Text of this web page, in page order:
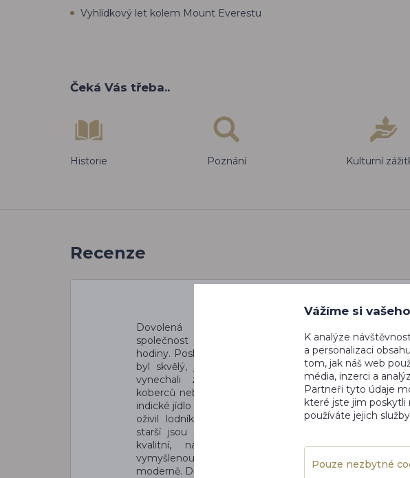
Vyhlídkový let kolem Mount Everestu
Čeká Vás třeba..
Historie Poznání Kulturní
Recenze
Dovolená
společnost měla zpoždění lehce přes 2
hodiny. Poskytovatel služeb na Musandamu
byl skvělý, je to malá firma se 4 loděmi,
vynechali zbytečnou návštěvu prodejny
koberců nebo keramiky a čas využili na lodi,
indické jídlo perfektní snad lepší než v hotelu,
oživil lodník jako indický kouzelník, a lodi
starší jsou autentické. Delegát byl rovněž
kvalitní, návštěvu Dubaje měl dobře
vymyšlenou od starého jádra k největší
moderně. Děkujeme.
Vážíme si
K analýze
a personalizaci
tom, jak náš web
média, inzerci a
Partneři tyto údaje
které jste jim poskytli
používáte jejich
Pouze nezbytné